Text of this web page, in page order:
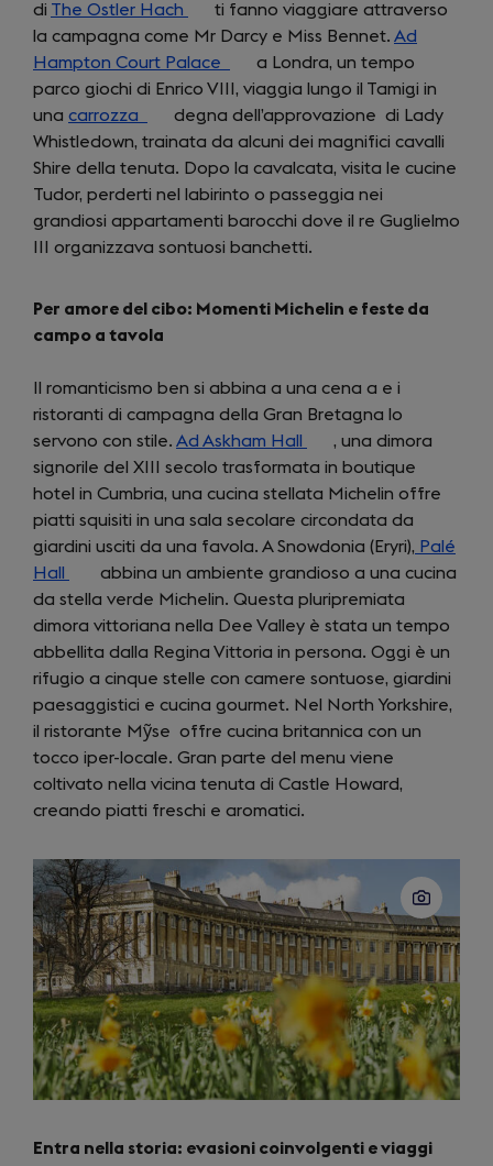
di The Ostler Hach
(opens
in
a
new
tab)
ti fanno viaggiare attraverso
la campagna come Mr Darcy e Miss Bennet. Ad
Hampton Court Palace
(opens
in
a
new
tab)
a Londra, un tempo
parco giochi di Enrico VIII, viaggia lungo il Tamigi in
una carrozza
(opens
in
a
new
tab)
degna dell’approvazione di Lady
Whistledown, trainata da alcuni dei magnifici cavalli
Shire della tenuta. Dopo la cavalcata, visita le cucine
Tudor, perderti nel labirinto o passeggia nei
grandiosi appartamenti barocchi dove il re Guglielmo
III organizzava sontuosi banchetti.
Per amore del cibo: Momenti Michelin e feste da
campo a tavola
Il romanticismo ben si abbina a una cena a e i
ristoranti di campagna della Gran Bretagna lo
servono con stile. Ad Askham Hall
(opens
in
a
new
tab)
, una dimora
signorile del XIII secolo trasformata in boutique
hotel in Cumbria, una cucina stellata Michelin offre
piatti squisiti in una sala secolare circondata da
giardini usciti da una favola. A Snowdonia (Eryri), Palé
Hall
(opens
in
a
new
tab)
abbina un ambiente grandioso a una cucina
da stella verde Michelin. Questa pluripremiata
dimora vittoriana nella Dee Valley è stata un tempo
abbellita dalla Regina Vittoria in persona. Oggi è un
rifugio a cinque stelle con camere sontuose, giardini
paesaggistici e cucina gourmet. Nel North Yorkshire,
il ristorante Mỹse offre cucina britannica con un
tocco iper-locale. Gran parte del menu viene
coltivato nella vicina tenuta di Castle Howard,
creando piatti freschi e aromatici.
Entra nella storia: evasioni coinvolgenti e viaggi